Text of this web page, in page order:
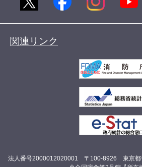
関連リンク
法人番号2000012020001 〒100-8926 東京都